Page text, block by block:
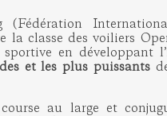
la classe des voiliers
en développant
et les plus puissants
au large et